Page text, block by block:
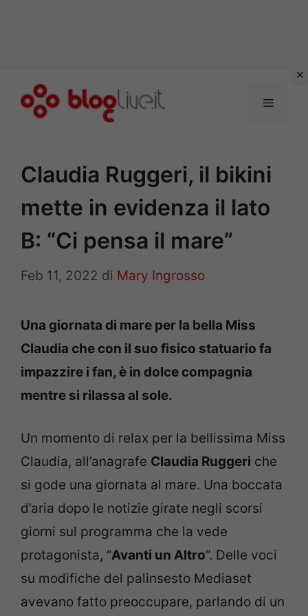
Menu
Claudia Ruggeri, il bikini
mette in evidenza il lato
B: “Ci pensa il mare”
Feb 11, 2022 di Mary Ingrosso
Una giornata di mare per la bella Miss
Claudia che con il suo fisico statuario fa
impazzire i fan, è in dolce compagnia
mentre si rilassa al sole.
Un momento di relax per la bellissima Miss
Claudia, all’anagrafe Claudia Ruggeri che
si gode una giornata al mare. Una boccata
d’aria dopo le notizie girate negli scorsi
giorni sul programma che la vede
protagonista, “Avanti un Altro“. Delle voci
su modifiche del palinsesto Mediaset
avevano fatto preoccupare, parlando di un